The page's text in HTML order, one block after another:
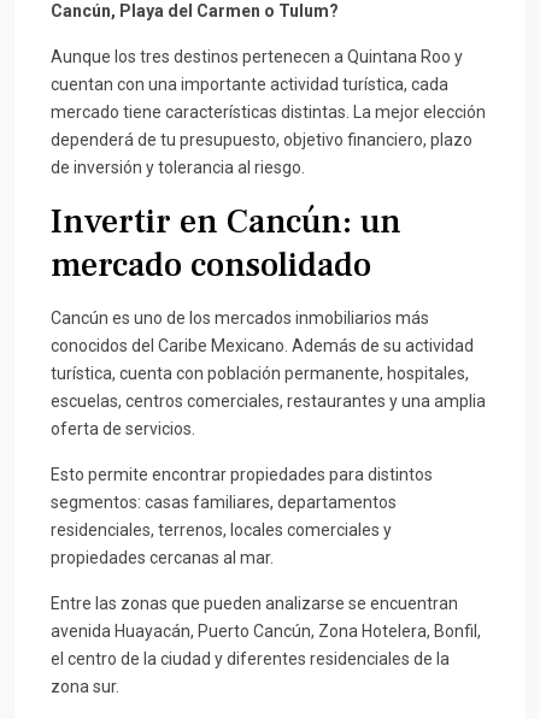
Cancún, Playa del Carmen o Tulum?
Aunque los tres destinos pertenecen a Quintana Roo y
cuentan con una importante actividad turística, cada
mercado tiene características distintas. La mejor elección
dependerá de tu presupuesto, objetivo financiero, plazo
de inversión y tolerancia al riesgo.
Invertir en Cancún: un
mercado consolidado
Cancún es uno de los mercados inmobiliarios más
conocidos del Caribe Mexicano. Además de su actividad
turística, cuenta con población permanente, hospitales,
escuelas, centros comerciales, restaurantes y una amplia
oferta de servicios.
Esto permite encontrar propiedades para distintos
segmentos: casas familiares, departamentos
residenciales, terrenos, locales comerciales y
propiedades cercanas al mar.
Entre las zonas que pueden analizarse se encuentran
avenida Huayacán, Puerto Cancún, Zona Hotelera, Bonfil,
el centro de la ciudad y diferentes residenciales de la
zona sur.